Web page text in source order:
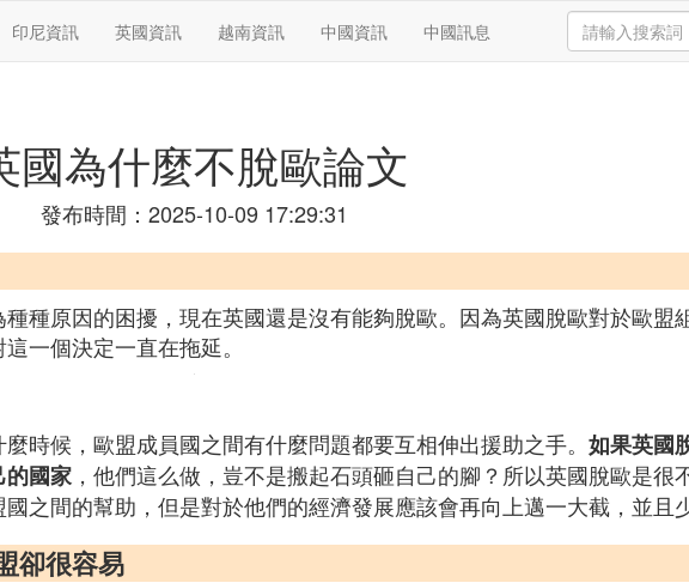
印尼資訊 英國資訊 越南資訊 中國資訊 中國訊息
國為什麼不脫歐論文
發布時間：2025-10-09 17:29:31
種原因的困擾，現在英國還是沒有能夠脫歐。因為英國脫歐對於歐盟
一個決定一直在拖延。
時候，歐盟成員國之間有什麼問題都要互相伸出援助之手。 如果英國
的國家 ，他們這么做，豈不是搬起石頭砸自己的腳？所以英國脫歐是很
之間的幫助，但是對於他們的經濟發展應該會再向上邁一大截，並且
卻很容易